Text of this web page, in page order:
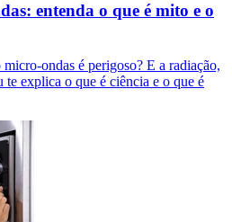
entenda o que é mito e o
ondas é perigoso? E a radiação,
explica o que é ciência e o que é